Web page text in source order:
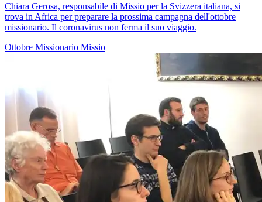
Chiara Gerosa, responsabile di Missio per la Svizzera italiana, si
trova in Africa per preparare la prossima campagna dell'ottobre
missionario. Il coronavirus non ferma il suo viaggio.
Ottobre Missionario Missio